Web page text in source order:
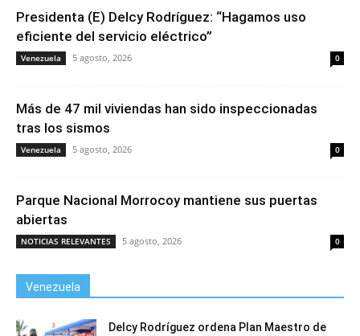
Presidenta (E) Delcy Rodríguez: “Hagamos uso
eficiente del servicio eléctrico”
Venezuela 5 agosto, 2026 0
Más de 47 mil viviendas han sido inspeccionadas
tras los sismos
Venezuela 5 agosto, 2026 0
Parque Nacional Morrocoy mantiene sus puertas
abiertas
NOTICIAS RELEVANTES 5 agosto, 2026 0
Venezuela
Delcy Rodríguez ordena Plan Maestro de